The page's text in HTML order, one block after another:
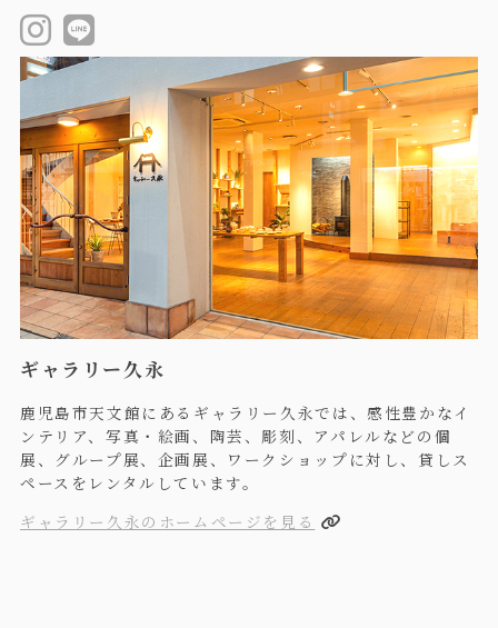
ギャラリー久永
鹿児島市天文館にあるギャラリー久永では、感性豊かなイ
ンテリア、写真・絵画、陶芸、彫刻、アパレルなどの個
展、グループ展、企画展、ワークショップに対し、貸しス
ペースをレンタルしています。
ギャラリー久永のホームページを見る